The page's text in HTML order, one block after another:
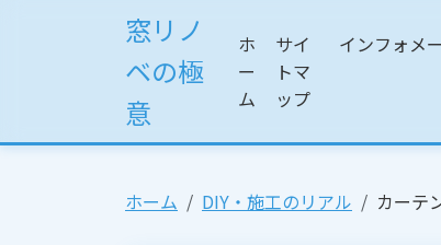
窓リノ
ベの極
意
ホ
ー
ム
サイ
トマ
ップ
インフォメ
ホーム DIY・施工のリアル カーテ